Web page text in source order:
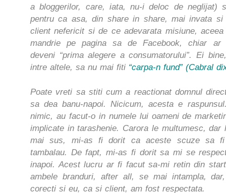
a bloggerilor, care, iata, nu-i deloc de neglijat)
pentru ca asa, din share in share, mai invata
client nefericit si de ce adevarata misiune,
mandrie pe pagina sa de Facebook, chiar
deveni “prima alegere a consumatorului”. Ei
intre altele, sa nu mai fiti “carpa-n fund” (Cabral
Poate vreti sa stiti cum a reactionat domnul
sa dea banu-napoi. Nicicum, acesta e
nimic, au facut-o in numele lui oameni de
implicate in tarashenie. Carora le multumesc,
mai sus, mi-as fi dorit ca aceste scuze sa
tambalau. De fapt, mi-as fi dorit sa mi se
inapoi. Acest lucru ar fi facut sa-mi retin din
ambele branduri, after all, se mai intampla,
corecti si eu, ca si client, am fost respectata.